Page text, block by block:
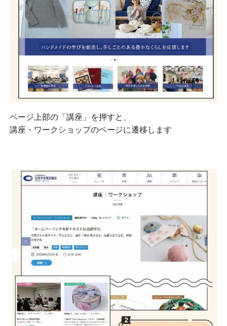
ページ上部の「講座」を押すと、
講座・ワークショップのページに遷移します